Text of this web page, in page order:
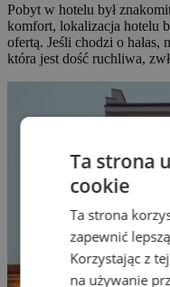
Pobyt w hotelu był
komfort, lokalizacja hotelu
ofertą. Jeśli chodzi o
która jest dość ruchliwa,
Ta strona
cookie
Ta strona
zapewnić
Korzystając z
na używanie